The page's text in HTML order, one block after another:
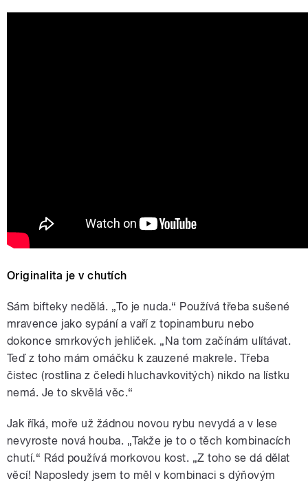
Originalita je v chutích
Sám bifteky nedělá. „To je nuda.“ Používá třeba sušené
mravence jako sypání a vaří z topinamburu nebo
dokonce smrkových jehliček. „Na tom začínám ulítávat.
Teď z toho mám omáčku k zauzené makrele. Třeba
čistec (rostlina z čeledi hluchavkovitých) nikdo na lístku
nemá. Je to skvělá věc.“
Jak říká, moře už žádnou novou rybu nevydá a v lese
nevyroste nová houba. „Takže je to o těch kombinacích
chutí.“ Rád používá morkovou kost. „Z toho se dá dělat
věcí! Naposledy jsem to měl v kombinaci s dýňovým